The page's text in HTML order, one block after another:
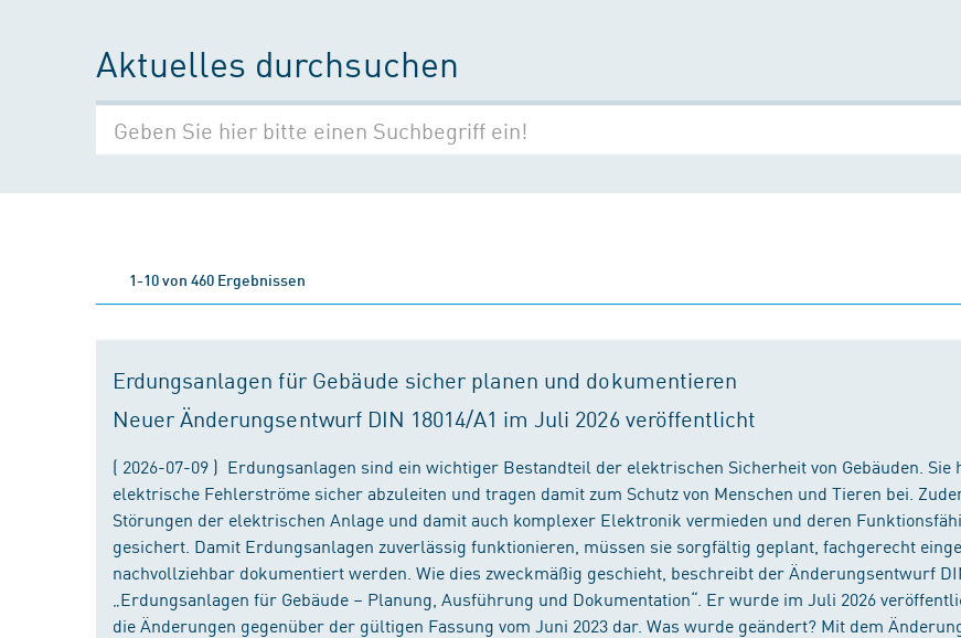
Aktuelles durchsuchen
1-10 von 460 Ergebnissen
Erdungsanlagen für Gebäude sicher planen und dokumentieren
Neuer Änderungsentwurf DIN 18014/A1 im Juli 2026 veröffentlicht
( 2026-07-09 ) Erdungsanlagen sind ein wichtiger Bestandteil der elektrischen Sicherheit von Gebäuden. Sie
elektrische Fehlerströme sicher abzuleiten und tragen damit zum Schutz von Menschen und Tieren bei.
Störungen der elektrischen Anlage und damit auch komplexer Elektronik vermieden und deren
gesichert. Damit Erdungsanlagen zuverlässig funktionieren, müssen sie sorgfältig geplant, fachgerecht
nachvollziehbar dokumentiert werden. Wie dies zweckmäßig geschieht, beschreibt der Änderungsentwurf
„Erdungsanlagen für Gebäude – Planung, Ausführung und Dokumentation“. Er wurde im Juli 2026
die Änderungen gegenüber der gültigen Fassung vom Juni 2023 dar. Was wurde geändert? Mit dem